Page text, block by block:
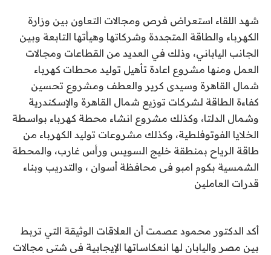
شهد اللقاء استعراض فرص ومجالات التعاون بين وزارة
الكهرباء والطاقة المتجددة وشركاتها وهيأتها التابعة وبين
الجانب الياباني، وذلك في العديد من القطاعات ومجالات
العمل ومنها مشروع اعادة تأهيل توليد محطات كهرباء
شمال القاهرة وسيدى كرير والعطف ومشروع تحسين
كفاءة الطاقة لشركات توزيع شمال القاهرة والإسكندرية
وشمال الدلتا، وكذلك مشروع انشاء محطة كهرباء بواسطة
الخلايا الفوتوفلطية، وكذلك مشروعات توليد الكهرباء من
طاقة الرياح بمنطقة خليج السويس ورأس غارب، والمحطة
الشمسية بكوم امبو فى محافظة أسوان ، والتدريب وبناء
قدرات العاملين
أكد الدكتور محمود عصمت أن العلاقات الوثيقة التي تربط
بين مصر واليابان لها انعكاساتها الإيجابية فى شتى مجالات